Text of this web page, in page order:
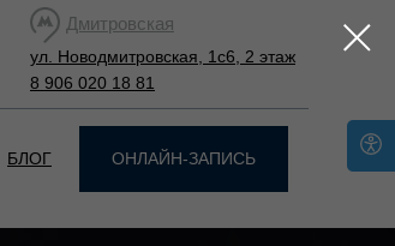
ул. Новодмитровская, 1с6, 2 этаж
Дмитровская
БЛОГ ОНЛАЙН-ЗАПИСЬ
8 906 020 18 81